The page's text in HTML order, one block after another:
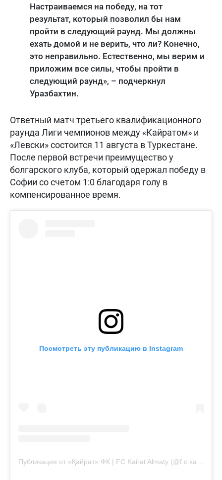
Настраиваемся на победу, на тот
результат, который позволил бы нам
пройти в следующий раунд. Мы должны
ехать домой и не верить, что ли? Конечно,
это неправильно. Естественно, мы верим и
приложим все силы, чтобы пройти в
следующий раунд», – подчеркнул
Уразбахтин.
Ответный матч третьего квалификационного
раунда Лиги чемпионов между «Кайратом» и
«Левски» состоится 11 августа в Туркестане.
После первой встречи преимущество у
болгарского клуба, который одержал победу в
Софии со счетом 1:0 благодаря голу в
компенсированное время.
Посмотреть эту публикацию в Instagram
Публикация от «Қайрат» ФК | FC Kairat Almaty (@f.c.kairat)